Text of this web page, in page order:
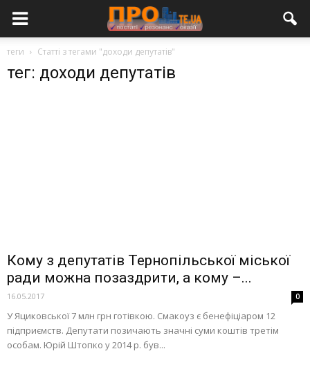
теги Статті з тегами "доходи депутатів"
тег: доходи депутатів
Кому з депутатів Тернопільської міської
ради можна позаздрити, а кому –...
16.05.2017 0
У Яциковської 7 млн грн готівкою. Смакоуз є бенефіціаром 12
підприємств. Депутати позичають значні суми коштів третім
особам. Юрій Штопко у 2014 р. був...